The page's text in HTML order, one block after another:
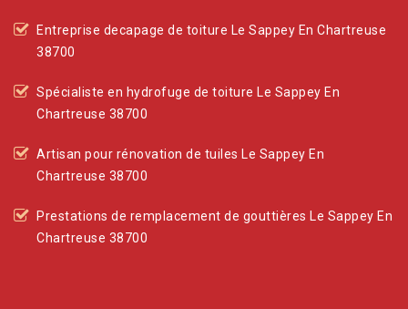
Entreprise decapage de toiture Le Sappey En Chartreuse
38700
Spécialiste en hydrofuge de toiture Le Sappey En
Chartreuse 38700
Artisan pour rénovation de tuiles Le Sappey En
Chartreuse 38700
Prestations de remplacement de gouttières Le Sappey En
Chartreuse 38700